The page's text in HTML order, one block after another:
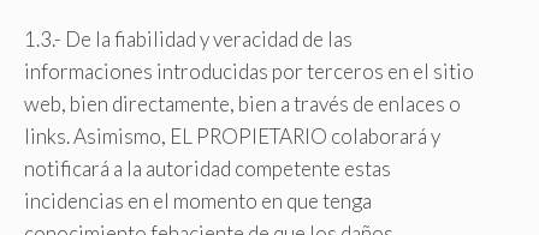
1.3.- De la fiabilidad y veracidad de las
informaciones introducidas por terceros en el sitio
web, bien directamente, bien a través de enlaces o
links. Asimismo, EL PROPIETARIO colaborará y
notificará a la autoridad competente estas
incidencias en el momento en que tenga